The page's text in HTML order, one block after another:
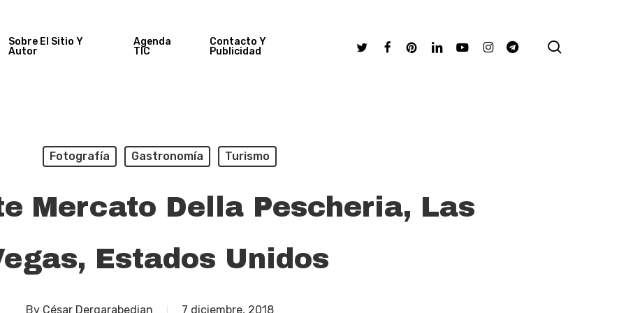
Sobre El Sitio Y
Autor
Agenda
TIC
Contacto Y
Publicidad
TwitterFacebookPinterestLinkedinYoutubeInstagramTelegram
Fotografía Gastronomía Turismo
Mercato Della Pescheria, Las
Estados Unidos
By César Dergarabedian 7 diciembre, 2018